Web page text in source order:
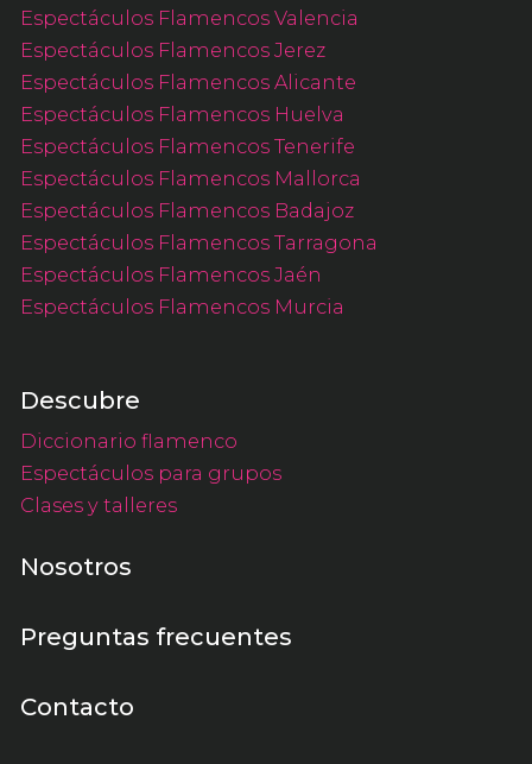
Espectáculos Flamencos Valencia
Espectáculos Flamencos Jerez
Espectáculos Flamencos Alicante
Espectáculos Flamencos Huelva
Espectáculos Flamencos Tenerife
Espectáculos Flamencos Mallorca
Espectáculos Flamencos Badajoz
Espectáculos Flamencos Tarragona
Espectáculos Flamencos Jaén
Espectáculos Flamencos Murcia
Descubre
Diccionario flamenco
Espectáculos para grupos
Clases y talleres
Nosotros
Preguntas frecuentes
Contacto